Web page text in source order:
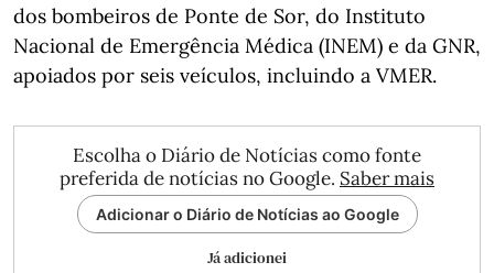
dos bombeiros de Ponte de Sor, do Instituto
Nacional de Emergência Médica (INEM) e da GNR,
apoiados por seis veículos, incluindo a VMER.
Escolha o Diário de Notícias como fonte
preferida de notícias no Google. Saber mais
Adicionar o Diário de Notícias ao Google
Já adicionei